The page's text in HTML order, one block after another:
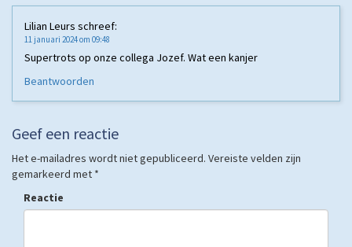
Lilian Leurs schreef:
11 januari 2024 om 09:48
Supertrots op onze collega Jozef. Wat een kanjer
Beantwoorden
Geef een reactie
Het e-mailadres wordt niet gepubliceerd. Vereiste velden zijn
gemarkeerd met *
Reactie